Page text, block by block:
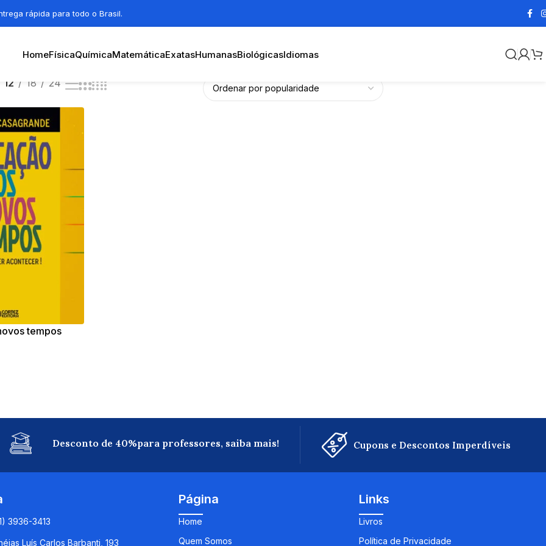
rápida para todo o Brasil.
HomeFísicaQuímicaMatemáticaExatasHumanasBiológicasIdiomas
12 18 24
tempos
Desconto de 40%para professores, saiba mais! Cupons e Descontos Imperdíveis
3936-3413
Luís Carlos Barbanti, 193
Página
Home
Quem Somos
Links
Livros
Política de Privacidade